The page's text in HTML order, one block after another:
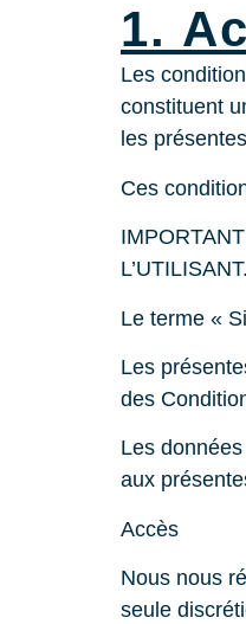
1.
Les
constituent
les
Ces
Le terme «
Les
des
Les
aux
Accès
Nous nous
seule